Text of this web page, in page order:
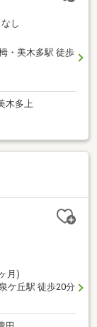
なし
・美木多駅 徒歩
木多上
月)
ケ丘駅 徒歩20分